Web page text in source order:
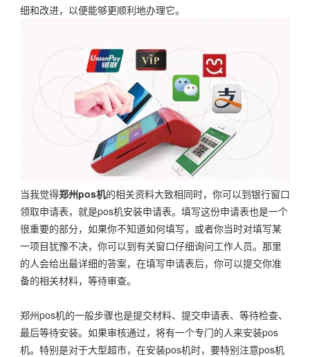
细和改进，以便能够更顺利地办理它。
当我觉得郑州pos机的相关资料大致相同时，你可以到银行窗口
领取申请表，就是pos机安装申请表。填写这份申请表也是一个
很重要的部分，如果你不知道如何填写，或者你当时对填写某
一项目犹豫不决，你可以到有关窗口仔细询问工作人员。那里
的人会给出最详细的答案，在填写申请表后，你可以提交你准
备的相关材料，等待审查。
郑州pos机的一般步骤也是提交材料、提交申请表、等待检查、
最后等待安装。如果审核通过，将有一个专门的人来安装pos
机。特别是对于大型超市，在安装pos机时，要特别注意pos机